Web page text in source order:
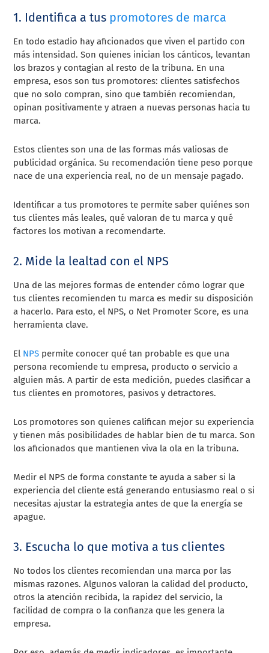
1. Identifica a tus promotores de marca
En todo estadio hay aficionados que viven el partido con
más intensidad. Son quienes inician los cánticos, levantan
los brazos y contagian al resto de la tribuna. En una
empresa, esos son tus promotores: clientes satisfechos
que no solo compran, sino que también recomiendan,
opinan positivamente y atraen a nuevas personas hacia tu
marca.
Estos clientes son una de las formas más valiosas de
publicidad orgánica. Su recomendación tiene peso porque
nace de una experiencia real, no de un mensaje pagado.
Identificar a tus promotores te permite saber quiénes son
tus clientes más leales, qué valoran de tu marca y qué
factores los motivan a recomendarte.
2. Mide la lealtad con el NPS
Una de las mejores formas de entender cómo lograr que
tus clientes recomienden tu marca es medir su disposición
a hacerlo. Para esto, el NPS, o Net Promoter Score, es una
herramienta clave.
El NPS permite conocer qué tan probable es que una
persona recomiende tu empresa, producto o servicio a
alguien más. A partir de esta medición, puedes clasificar a
tus clientes en promotores, pasivos y detractores.
Los promotores son quienes califican mejor su experiencia
y tienen más posibilidades de hablar bien de tu marca. Son
los aficionados que mantienen viva la ola en la tribuna.
Medir el NPS de forma constante te ayuda a saber si la
experiencia del cliente está generando entusiasmo real o si
necesitas ajustar la estrategia antes de que la energía se
apague.
3. Escucha lo que motiva a tus clientes
No todos los clientes recomiendan una marca por las
mismas razones. Algunos valoran la calidad del producto,
otros la atención recibida, la rapidez del servicio, la
facilidad de compra o la confianza que les genera la
empresa.